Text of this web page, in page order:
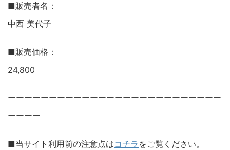
■販売者名：
中西 美代子
■販売価格：
24,800
ーーーーーーーーーーーーーーーーーーーーーーーーーー
ーーーー
■当サイト利用前の注意点はコチラ をご覧ください。